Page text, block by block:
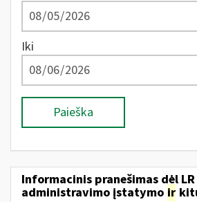
Iki
Paieška
Informacinis pranešimas dėl LR
administravimo įstatymo ir